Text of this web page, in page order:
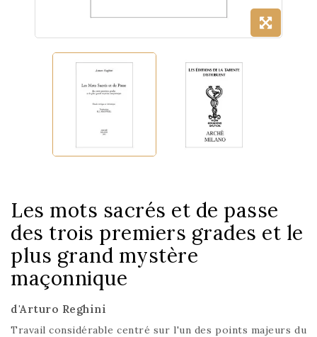
Les mots sacrés et de passe
des trois premiers grades et le
plus grand mystère
maçonnique
d'Arturo Reghini
Travail considérable centré sur l'un des points majeurs du